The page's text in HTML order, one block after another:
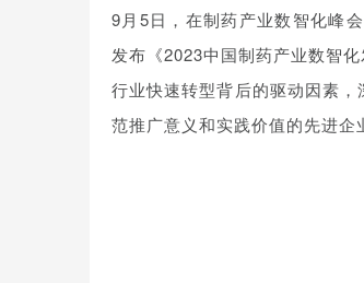
9月5日，在制药产业数智化峰
发布《2023中国制药产业数智
行业快速转型背后的驱动因素
范推广意义和实践价值的先进